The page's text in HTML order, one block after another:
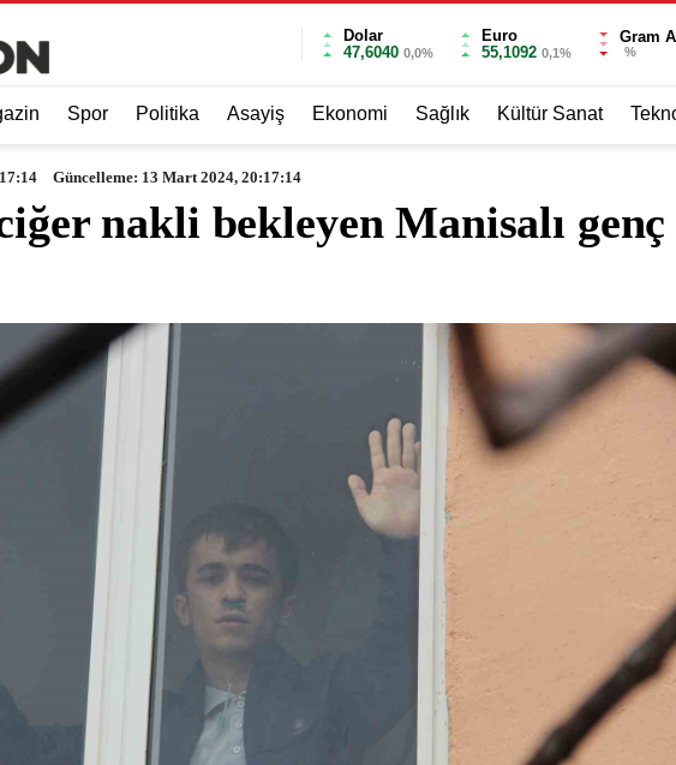
Dolar
47,6040 0,0%
Euro
55,1092 0,1%
Gram
%
Spor Politika Asayiş Ekonomi Sağlık Kültür Sanat
Güncelleme: 13 Mart 2024, 20:17:14
nakli bekleyen Manisalı